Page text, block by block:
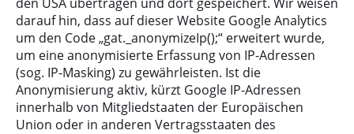
darauf hin, dass auf dieser Website Google Analytics
um den Code „gat._anonymizeIp();“ erweitert wurde,
um eine anonymisierte Erfassung von IP-Adressen
(sog. IP-Masking) zu gewährleisten. Ist die
Anonymisierung aktiv, kürzt Google IP-Adressen
innerhalb von Mitgliedstaaten der Europäischen
Union oder in anderen Vertragsstaaten des